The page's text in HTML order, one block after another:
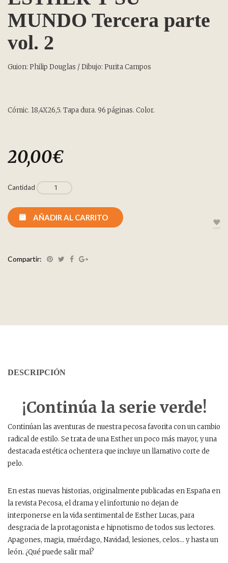
MUNDO Tercera parte
vol. 2
Guion: Philip Douglas / Dibujo: Purita Campos
Cómic. 18,4X26,5. Tapa dura. 96 páginas. Color.
20,00€
Cantidad
AÑADIR AL CARRITO
Compartir:
DESCRIPCIÓN
¡Continúa la serie verde!
Continúan las aventuras de nuestra pecosa favorita con un cambio
radical de estilo. Se trata de unaEstherun poco más mayor, y una
destacada estética ochentera que incluye un llamativo corte de
pelo.
En estas nuevas historias, originalmente publicadas en España en
la revista Pecosa, el drama y el infortunio no dejan de
interponerse en la vida sentimental de EstherLucas, para
desgracia de la protagonista e hipnotismo de todos sus lectores.
Apagones, magia, muérdago, Navidad, lesiones, celos… y hasta un
león. ¿Qué puede salir mal?